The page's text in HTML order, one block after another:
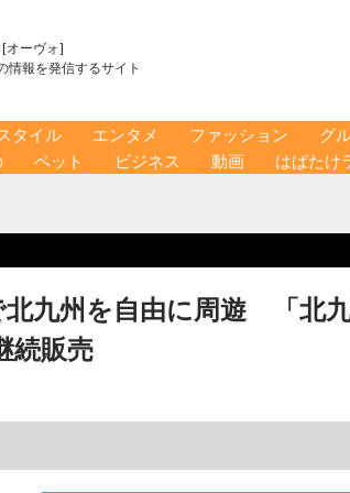
[オーヴォ]
情報を発信するサイト
タイル エンタメ ファッション グ
ペット ビジネス 動画 はばたけ
九州を自由に周遊 「北
続販売